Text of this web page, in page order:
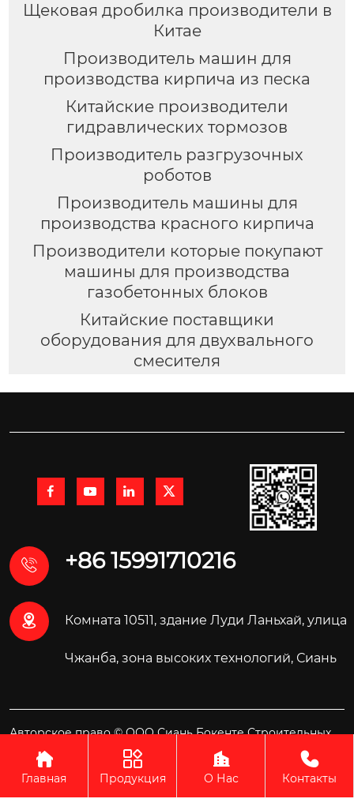
Щековая дробилка производители в
Китае
Производитель машин для
производства кирпича из песка
Китайские производители
гидравлических тормозов
Производитель разгрузочных
роботов
Производитель машины для
производства красного кирпича
Производители которые покупают
машины для производства
газобетонных блоков
Китайские поставщики
оборудования для двухвального
смесителя
   
 +86 15991710216
 Комната 10511, здание Луди Ланьхай, улица
Чжанба, зона высоких технологий, Сиань
Авторское право © ООО Сиань Бокенте Строительных
Материалов Технология

Главная

Продукция

О Нас

Контакты